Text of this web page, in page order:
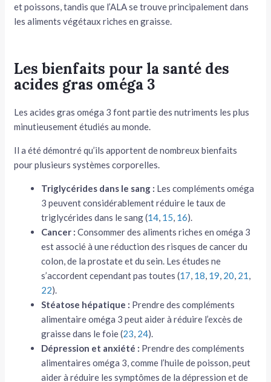
et poissons, tandis que l’ALA se trouve principalement dans
les aliments végétaux riches en graisse.
Les bienfaits pour la santé des
acides gras oméga 3
Les acides gras oméga 3 font partie des nutriments les plus
minutieusement étudiés au monde.
Il a été démontré qu’ils apportent de nombreux bienfaits
pour plusieurs systèmes corporelles.
Triglycérides dans le sang : Les compléments oméga
3 peuvent considérablement réduire le taux de
triglycérides dans le sang (14, 15, 16).
Cancer : Consommer des aliments riches en oméga 3
est associé à une réduction des risques de cancer du
colon, de la prostate et du sein. Les études ne
s’accordent cependant pas toutes (17, 18, 19, 20, 21,
22).
Stéatose hépatique : Prendre des compléments
alimentaire oméga 3 peut aider à réduire l’excès de
graisse dans le foie (23, 24).
Dépression et anxiété : Prendre des compléments
alimentaires oméga 3, comme l’huile de poisson, peut
aider à réduire les symptômes de la dépression et de